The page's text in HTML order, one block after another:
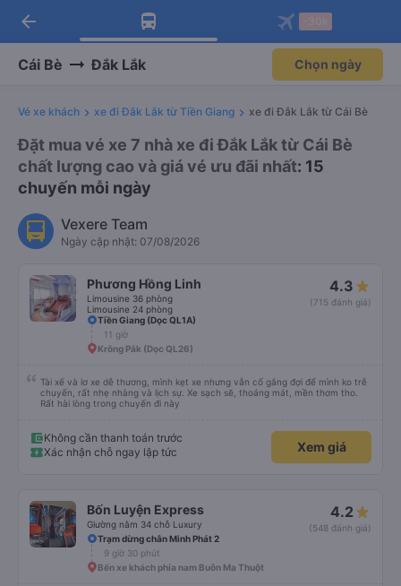
Tải app Vexere ngay!
Nhận ưu đãi thành viên độc
Mở app
Tải app Vexere
-30k/ghế khi đặt vé máy bay qua
Mở app
arrow_back
Cái Bè Đắk Lắk Chọn ngày
Vé xe khách xe đi Đắk Lắk từ Tiền Giang xe đi Đắk Lắk từ Cái Bè
Đặt mua vé xe 7 nhà xe đi Đắk Lắk từ Cái Bè
chất lượng cao và giá vé ưu đãi nhất: 15
chuyến mỗi ngày
Vexere Team
Ngày cập nhật: 07/08/2026
Phương Hồng Linh
Limousine 36 phòng
Limousine 24 phòng
4.3
(715 đánh giá)
Tiền Giang (Dọc QL1A)
11 giờ
Krông Pắk (Dọc QL26)
Tài xế và lơ xe dễ thương, mình kẹt xe nhưng vẫn cố gắng đợi để mình ko trễ
chuyến, rất nhẹ nhàng và lịch sự. Xe sạch sẽ, thoáng mát, mền thơm tho.
Rất hài lòng trong chuyến đi này
Không cần thanh toán trước
Xác nhận chỗ ngay lập tức
Xem giá
Bốn Luyện Express
Giường nằm 34 chỗ Luxury
4.2
(548 đánh giá)
Trạm dừng chân Minh Phát 2
9 giờ 30 phút
Bến xe khách phía nam Buôn Ma Thuột